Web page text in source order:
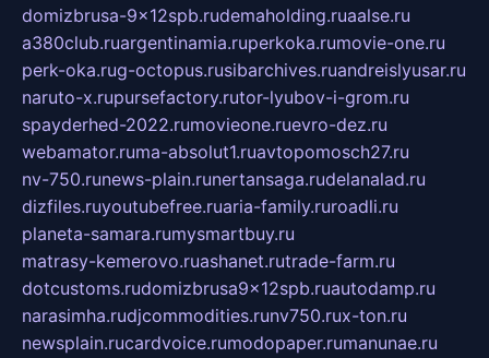
domizbrusa-9x12spb.rudemaholding.ruaalse.ru
a380club.ruargentinamia.ruperkoka.rumovie-one.ru
perk-oka.rug-octopus.rusibarchives.ruandreislyusar.ru
naruto-x.rupursefactory.rutor-lyubov-i-grom.ru
spayderhed-2022.rumovieone.ruevro-dez.ru
webamator.ruma-absolut1.ruavtopomosch27.ru
nv-750.runews-plain.runertansaga.rudelanalad.ru
dizfiles.ruyoutubefree.ruaria-family.ruroadli.ru
planeta-samara.rumysmartbuy.ru
matrasy-kemerovo.ruashanet.rutrade-farm.ru
dotcustoms.rudomizbrusa9x12spb.ruautodamp.ru
narasimha.rudjcommodities.runv750.rux-ton.ru
newsplain.rucardvoice.rumodopaper.rumanunae.ru